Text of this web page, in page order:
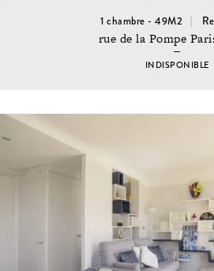
1 chambre - 49M2
rue de la Pompe
INDISPONIBLE